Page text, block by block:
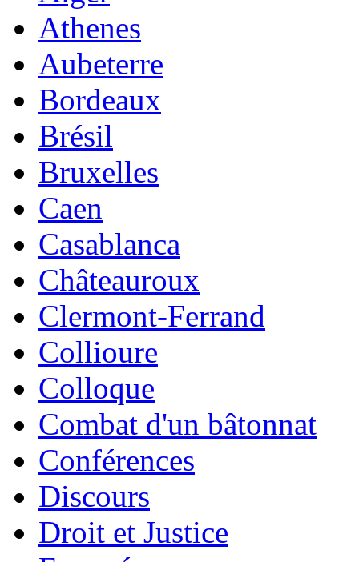
Athenes
Aubeterre
Bordeaux
Brésil
Bruxelles
Caen
Casablanca
Châteauroux
Clermont-Ferrand
Collioure
Colloque
Combat d'un bâtonnat
Conférences
Discours
Droit et Justice